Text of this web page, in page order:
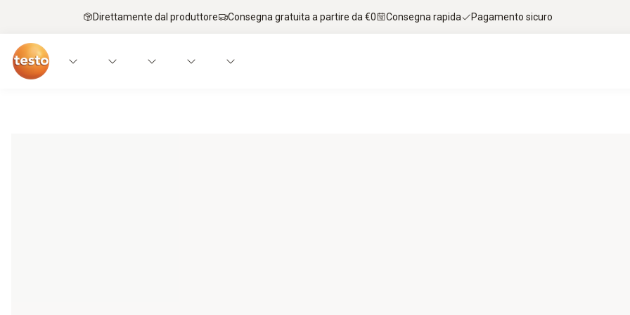
Direttamente dal produttore Consegna gratuita a partire da €0 Consegna rapida Pagamento sicuro